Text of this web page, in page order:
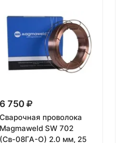
6 750
Сварочная проволока
Magmaweld SW 702
(Св-08ГА-О) 2.0 мм, 25